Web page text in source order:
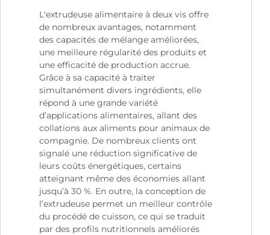
L'extrudeuse alimentaire à deux vis offre
de nombreux avantages, notamment
des capacités de mélange améliorées,
une meilleure régularité des produits et
une efficacité de production accrue.
Grâce à sa capacité à traiter
simultanément divers ingrédients, elle
répond à une grande variété
d’applications alimentaires, allant des
collations aux aliments pour animaux de
compagnie. De nombreux clients ont
signalé une réduction significative de
leurs coûts énergétiques, certains
atteignant même des économies allant
jusqu’à 30 %. En outre, la conception de
l’extrudeuse permet un meilleur contrôle
du procédé de cuisson, ce qui se traduit
par des profils nutritionnels améliorés